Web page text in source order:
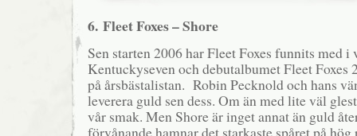
6. Fleet Foxes – Shore
Sen starten 2006 har Fleet Foxes funnits med i
Kentuckyseven och debutalbumet Fleet Foxes
på årsbästalistan. Robin Pecknold och hans
leverera guld sen dess. Om än med lite väl
vår smak. Men Shore är inget annat än guld